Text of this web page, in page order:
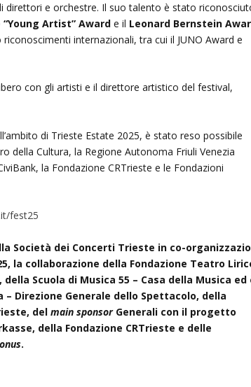
direttori e orchestre. Il suo talento è stato
“Young Artist” Award e il Leonard Bernstein
internazionali, tra cui il JUNO Award e
con gli artisti e il direttore artistico del festival,
di Trieste Estate 2025, è stato reso possibile
della Cultura, la Regione Autonoma Friuli Venezia
la Fondazione CRTrieste e le Fondazioni
fest25
Società dei Concerti Trieste in co-
la collaborazione della Fondazione Teatro
Scuola di Musica 55 – Casa della Musica ed
Direzione Generale dello Spettacolo, della
delmain sponsorGenerali con il progetto
della Fondazione CRTrieste e delle
.